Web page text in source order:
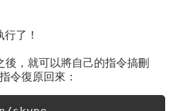
了！
後，就可以將自己的指令搞刪
指令復原回來：